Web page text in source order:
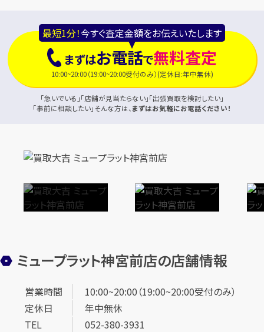
最短1分！今すぐ査定金額をお伝えいたします
まずはお電話で無料査定
10:00~20:00（19:00~20:00受付のみ）(定休日:年中無休)
「急いでいる」「店舗が見当たらない」「出張買取を検討したい」
「事前に相談したい」そんな方は、まずはお気軽にお電話ください！
ミュープラット神宮前店の店舗情報
営業時間
10:00~20:00（19:00~20:00受付のみ）
定休日
年中無休
TEL
052-380-3931